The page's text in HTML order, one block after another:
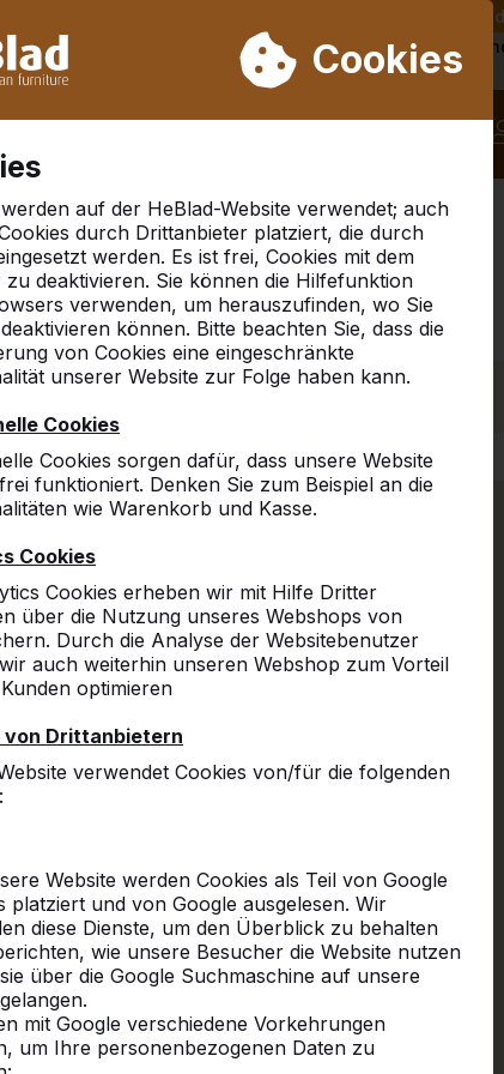
Woche 31 bis Woche 33 nicht. Bitte berücksichtigen Sie
Cookies
auf der HeBlad-Website verwendet; auch
durch Drittanbieter platziert, die durch
werden. Es ist frei, Cookies mit dem
zu deaktivieren. Sie können die Hilfefunktion
verwenden, um herauszufinden, wo Sie
können. Bitte beachten Sie, dass die
von Cookies eine eingeschränkte
unserer Website zur Folge haben kann.
Cookies
Cookies sorgen dafür, dass unsere Website
funktioniert. Denken Sie zum Beispiel an die
wie Warenkorb und Kasse.
Cookies
Cookies erheben wir mit Hilfe Dritter
über die Nutzung unseres Webshops von
Durch die Analyse der Websitebenutzer
auch weiterhin unseren Webshop zum Vorteil
optimieren
von Drittanbietern
verwendet Cookies von/für die folgenden
Website werden Cookies als Teil von Google
platziert und von Google ausgelesen. Wir
diese Dienste, um den Überblick zu behalten
wie unsere Besucher die Website nutzen
über die Google Suchmaschine auf unsere
mit Google verschiedene Vorkehrungen
um Ihre personenbezogenen Daten zu
als 30.000 Produkten verkauft